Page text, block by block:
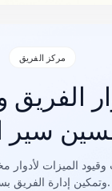
مركز الفريق
الفريق
سير
الميزات لأدوار
وتمكين إدارة الفريق بسلاسة.